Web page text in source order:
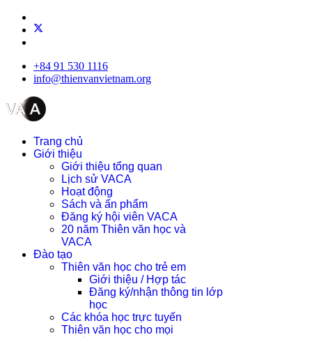
+84 91 530 1116
info@thienvanvietnam.org
Trang chủ
Giới thiệu
Giới thiệu tổng quan
Lịch sử VACA
Hoạt động
Sách và ấn phẩm
Đăng ký hội viên VACA
20 năm Thiên văn học và
VACA
Đào tạo
Thiên văn học cho trẻ em
Giới thiệu / Hợp tác
Đăng ký/nhận thông tin lớp
học
Các khóa học trực tuyến
Thiên văn học cho mọi